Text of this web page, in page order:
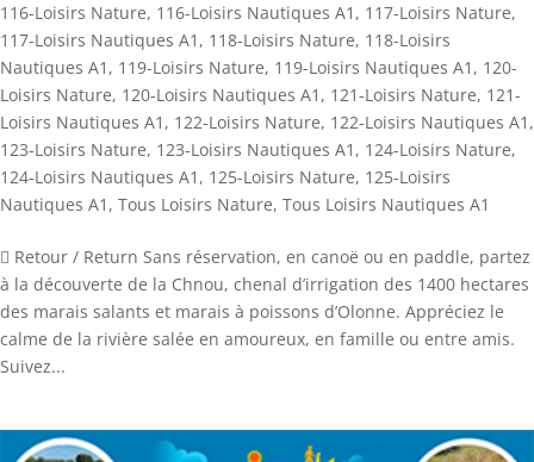
116-Loisirs Nature, 116-Loisirs Nautiques A1 , 117-Loisirs Nature,
117-Loisirs Nautiques A1 , 118-Loisirs Nature, 118-Loisirs
Nautiques A1 , 119-Loisirs Nature, 119-Loisirs Nautiques A1 , 120-
Loisirs Nature, 120-Loisirs Nautiques A1 , 121-Loisirs Nature, 121-
Loisirs Nautiques A1 , 122-Loisirs Nature, 122-Loisirs Nautiques A1 ,
123-Loisirs Nature, 123-Loisirs Nautiques A1 , 124-Loisirs Nature,
124-Loisirs Nautiques A1 , 125-Loisirs Nature, 125-Loisirs
Nautiques A1 , Tous Loisirs Nature, Tous Loisirs Nautiques A1
 Retour / Return Sans réservation, en canoë ou en paddle, partez
à la découverte de la Chnou, chenal d’irrigation des 1400 hectares
des marais salants et marais à poissons d’Olonne. Appréciez le
calme de la rivière salée en amoureux, en famille ou entre amis.
Suivez...